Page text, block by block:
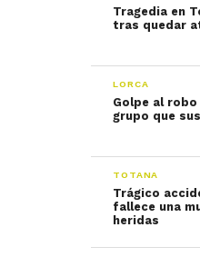
Tragedia en
tras quedar
LORCA
Golpe al
grupo que
TOTANA
Trágico
fallece una
heridas